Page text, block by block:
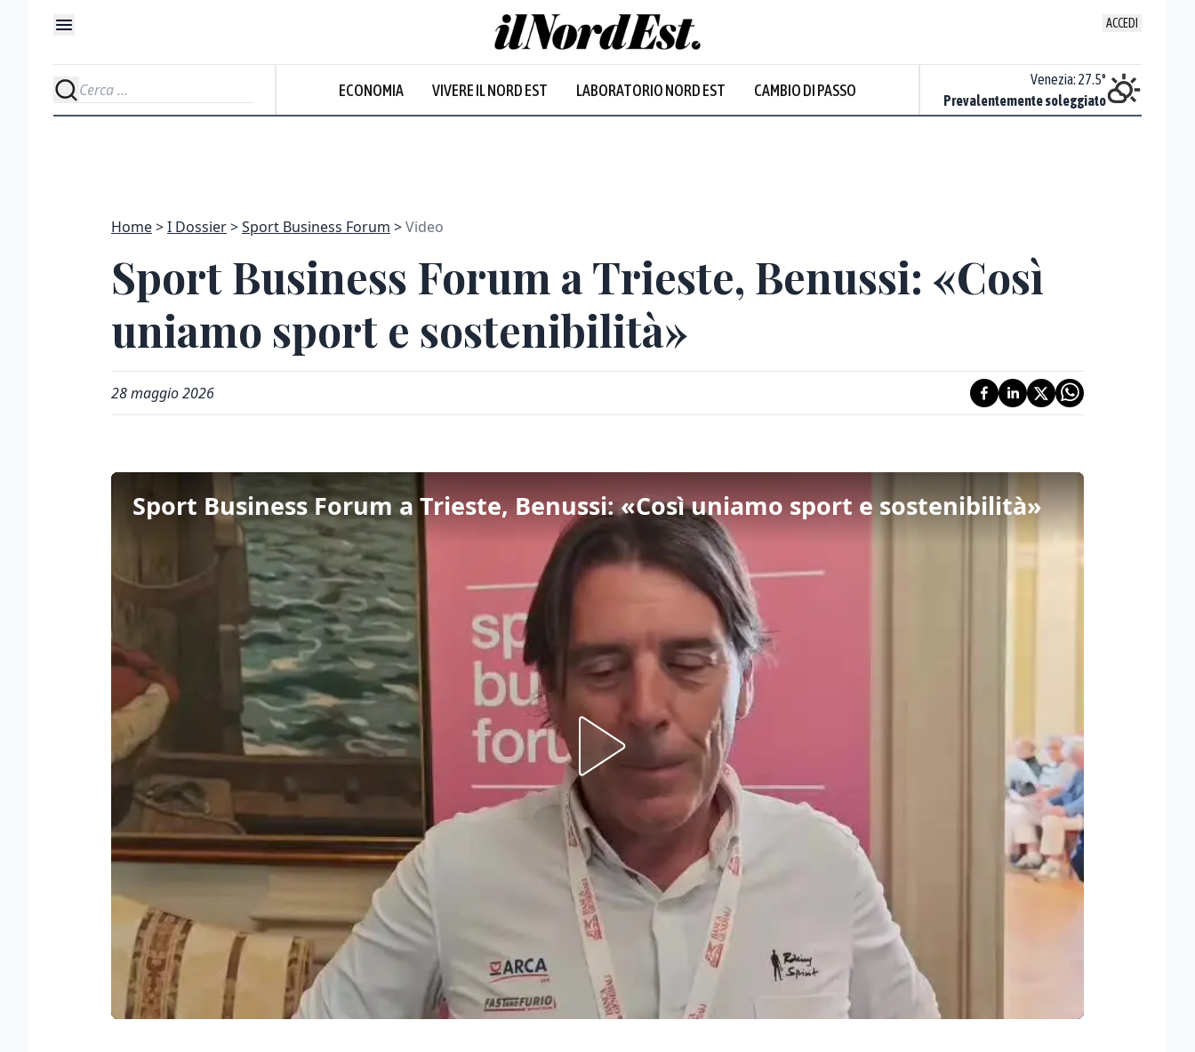
ACCEDI
ECONOMIA VIVERE IL NORD EST LABORATORIO NORD EST CAMBIO DI PASSO
Prevalentemente soleggiato
Venezia: 27.5°
Prevalentemente soleggiato
Home I Dossier Sport Business Forum Video
Sport Business Forum a Trieste, Benussi: «Così
uniamo sport e sostenibilità»
28 maggio 2026
Sport Business Forum a Trieste, Benussi: «Così uniamo sport e sostenibilità»